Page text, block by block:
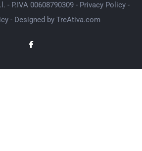
- P.IVA 00608790309 - Privacy Policy -
- Designed by TreAtiva.com